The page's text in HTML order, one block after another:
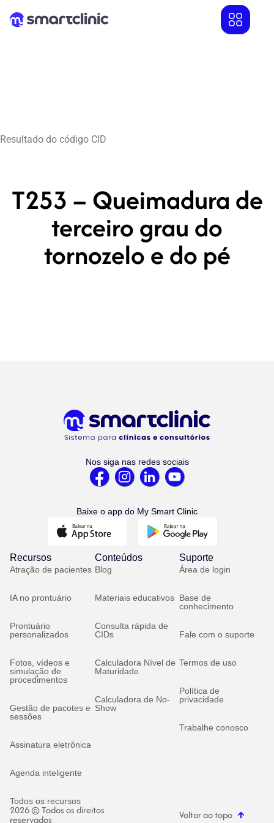
Resultado do código CID
T253 – Queimadura de
terceiro grau do
tornozelo e do pé
Nos siga nas redes sociais
Baixe o app do My Smart Clinic
Recursos
Atração de pacientes
IA no prontuário
Prontuário
personalizados
Fotos, vídeos e
simulação de
procedimentos
Gestão de pacotes e
sessões
Assinatura eletrônica
Agenda inteligente
Todos os recursos
Conteúdos
Blog
Materiais educativos
Consulta rápida de
CIDs
Calculadora Nível de
Maturidade
Calculadora de No-
Show
Suporte
Área de login
Base de
conhecimento
Fale com o suporte
Termos de uso
Política de
privacidade
Trabalhe conosco
2026 © Todos os direitos
reservados Voltar ao topo